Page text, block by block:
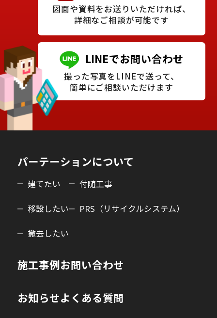
図面や資料をお送りいただければ、
詳細なご相談が可能です
LINEでお問い合わせ
撮った写真をLINEで送って、
簡単にご相談いただけます
パーテーションについて
建てたい
移設したい
撤去したい
付随工事
PRS（リサイクルシステム）
施工事例
お知らせ
お問い合わせ
よくある質問